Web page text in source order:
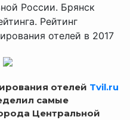
России. Брянск
Рейтинг
отелей в 2017
отелей Tvil.ru
самые
Центральной